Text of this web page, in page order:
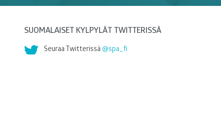
SUOMALAISET KYLPYLÄT TWITTERISSÄ
Seuraa Twitterissä @spa_fi